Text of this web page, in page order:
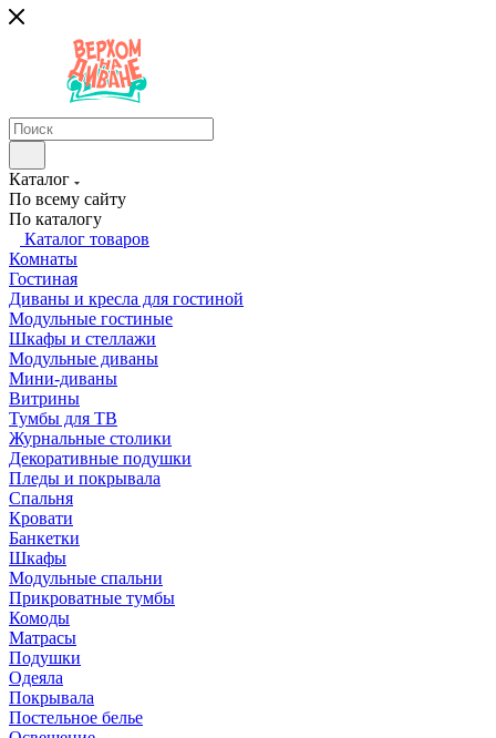
Каталог
По всему сайту
По каталогу
Каталог товаров
Комнаты
Гостиная
Диваны и кресла для гостиной
Модульные гостиные
Шкафы и стеллажи
Модульные диваны
Мини-диваны
Витрины
Тумбы для ТВ
Журнальные столики
Декоративные подушки
Пледы и покрывала
Спальня
Кровати
Банкетки
Шкафы
Модульные спальни
Прикроватные тумбы
Комоды
Матрасы
Подушки
Одеяла
Покрывала
Постельное белье